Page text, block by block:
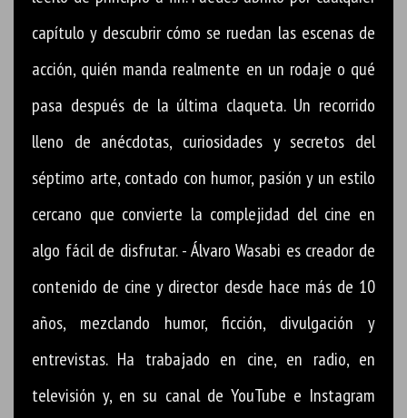
capítulo y descubrir cómo se ruedan las escenas de
acción, quién manda realmente en un rodaje o qué
pasa después de la última claqueta. Un recorrido
lleno de anécdotas, curiosidades y secretos del
séptimo arte, contado con humor, pasión y un estilo
cercano que convierte la complejidad del cine en
algo fácil de disfrutar. - Álvaro Wasabi es creador de
contenido de cine y director desde hace más de 10
años, mezclando humor, ficción, divulgación y
entrevistas. Ha trabajado en cine, en radio, en
televisión y, en su canal de YouTube e Instagram